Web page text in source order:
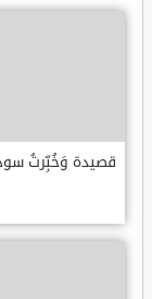
قصيدة وَخُبِّرتُ